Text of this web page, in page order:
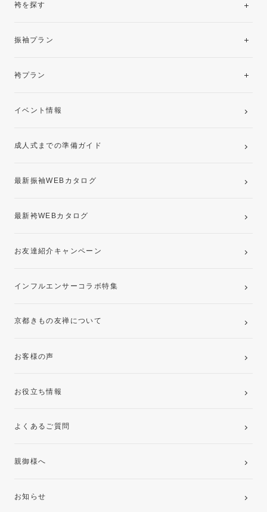
袴を探す
振袖プラン
レンタルプラン
袴プラン
卒業袴レンタルプラン
イベント情報
成人式までの準備ガイド
最新振袖WEBカタログ
最新袴WEBカタログ
お友達紹介キャンペーン
インフルエンサーコラボ特集
京都きもの友禅について
お客様の声
お役立ち情報
よくあるご質問
親御様へ
お知らせ